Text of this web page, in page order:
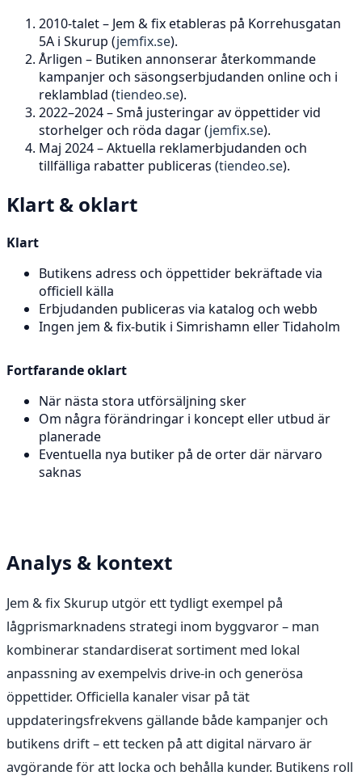
2010-talet– Jem & fix etableras på Korrehusgatan
5A i Skurup (jemfix.se).
Årligen – Butiken annonserar återkommande
kampanjer och säsongserbjudanden online och i
reklamblad (tiendeo.se).
2022–2024– Små justeringar av öppettider vid
storhelger och röda dagar (jemfix.se).
Maj 2024– Aktuella reklamerbjudanden och
tillfälliga rabatter publiceras (tiendeo.se).
Klart & oklart
Klart
Butikens adress och öppettider bekräftade via
officiell källa
Erbjudanden publiceras via katalog och webb
Ingen jem & fix-butik i Simrishamn eller Tidaholm
Fortfarande oklart
När nästa stora utförsäljning sker
Om några förändringar i koncept eller utbud är
planerade
Eventuella nya butiker på de orter där närvaro
saknas
Analys & kontext
Jem & fix Skurup utgör ett tydligt exempel på
lågprismarknadens strategi inom byggvaror – man
kombinerar standardiserat sortiment med lokal
anpassning av exempelvis drive-in och generösa
öppettider. Officiella kanaler visar på tät
uppdateringsfrekvens gällande både kampanjer och
butikens drift – ett tecken på att digital närvaro är
avgörande för att locka och behålla kunder. Butikens roll